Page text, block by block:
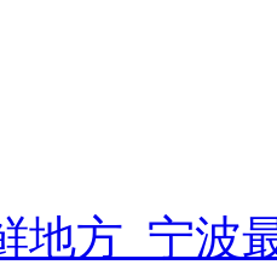
地方_宁波